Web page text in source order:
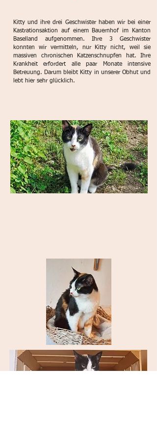
Kitty und ihre drei Geschwister haben wir bei einer
Kastrationsaktion auf einem Bauernhof im Kanton
Baselland aufgenommen. Ihre 3 Geschwister
konnten wir vermitteln, nur Kitty nicht, weil sie
massiven chronischen Katzenschnupfen hat. Ihre
Krankheit erfordert alle paar Monate intensive
Betreuung. Darum bleibt Kitty in unserer Obhut und
lebt hier sehr glücklich.